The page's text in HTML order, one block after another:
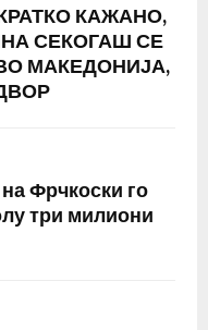
КАЖАНО,
СЕКОГАШ СЕ
МАКЕДОНИЈА,
Фрчкоски го
три милиони